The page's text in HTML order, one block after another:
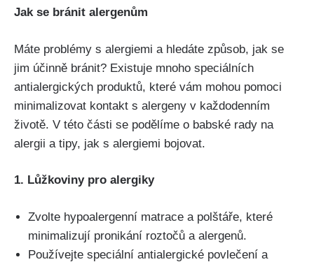
Jak se bránit alergenům
Máte problémy s alergiemi a hledáte způsob, jak se
jim účinně bránit? Existuje mnoho speciálních
antialergických ⁢produktů, které vám mohou pomoci
minimalizovat kontakt s alergeny v každodenním
životě. V ⁣této části se podělíme o babské rady​ na
alergii a tipy, jak s​ alergiemi bojovat.
1. Lůžkoviny pro alergiky
Zvolte hypoalergenní matrace a polštáře, které
minimalizují pronikání roztočů a‍ alergenů.
Používejte speciální antialergické povlečení a